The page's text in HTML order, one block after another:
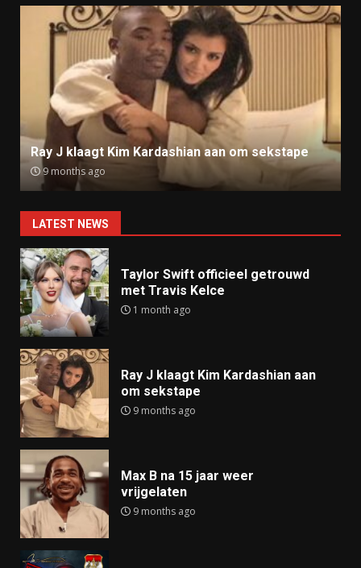
Ray J klaagt Kim Kardashian aan om sekstape
9 months ago
LATEST NEWS
Taylor Swift officieel getrouwd
met Travis Kelce
1 month ago
Ray J klaagt Kim Kardashian aan
om sekstape
9 months ago
Max B na 15 jaar weer
vrijgelaten
9 months ago